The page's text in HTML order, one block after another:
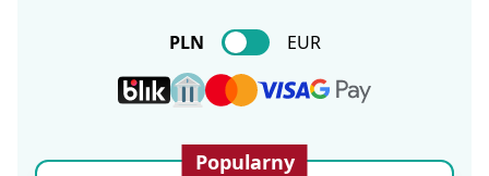
PLN EUR
Popularny